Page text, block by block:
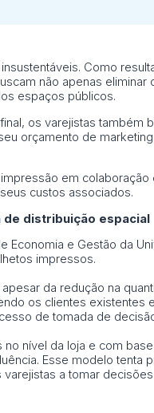
Como
não apenas
espaços públicos.
os varejistas também
orçamento de
em colaboração
custos associados.
de distribuição espacial
Economia e Gestão da
impressos.
da redução na
os clientes existentes
de tomada de
nível da loja e com
Esse modelo tenta
a tomar